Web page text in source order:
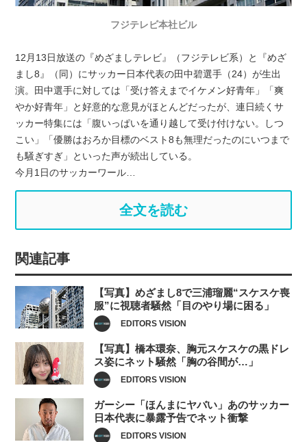
フジテレビ本社ビル
12月13日放送の『めざましテレビ』（フジテレビ系）と『めざ
まし8』（同）にサッカー日本代表の田中碧選手（24）が生出
演。田中選手に対しては「受け答えまでイケメン好青年」「爽
やか好青年」と好意的な意見がほとんどだったが、連日続くサ
ッカー特集には「腹いっぱいを通り越して受け付けない。しつ
こい」「優勝はおろか目標のベスト8も無理だったのにいつまで
も騒ぎすぎ」といった声が続出している。
今月1日のサッカーワール…
全文を読む
関連記事
【写真】めざまし8で三浦瑠麗“スケスケ喪
服”に視聴者騒然「目のやり場に困る」
EDITORS VISION
【写真】橋本環奈、胸元スケスケの黒ドレ
ス姿にネット騒然「胸の谷間が…」
EDITORS VISION
ガーシー「ほんまにヤバい」あのサッカー
日本代表に暴露予告でネット衝撃
EDITORS VISION